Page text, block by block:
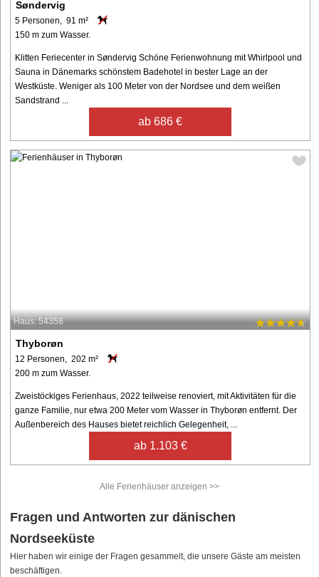
Søndervig
5 Personen, 91 m²
150 m zum Wasser.
Klitten Feriecenter in Søndervig Schöne Ferienwohnung mit Whirlpool und
Sauna in Dänemarks schönstem Badehotel in bester Lage an der
Westküste. Weniger als 100 Meter von der Nordsee und dem weißen
Sandstrand ...
ab 686 €
Haus: 54358
Thyborøn
12 Personen, 202 m²
200 m zum Wasser.
Zweistöckiges Ferienhaus, 2022 teilweise renoviert, mit Aktivitäten für die
ganze Familie, nur etwa 200 Meter vom Wasser in Thyborøn entfernt. Der
Außenbereich des Hauses bietet reichlich Gelegenheit, ...
ab 1.103 €
Alle Ferienhäuser anzeigen >>
Fragen und Antworten zur dänischen
Nordseeküste
Hier haben wir einige der Fragen gesammelt, die unsere Gäste am meisten
beschäftigen.